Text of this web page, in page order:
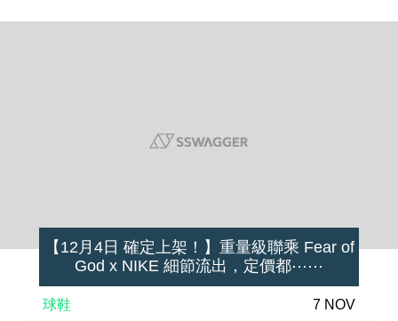
【12月4日 確定上架！】重量級聯乘 Fear of
God x NIKE 細節流出，定價都⋯⋯
球鞋 7 NOV